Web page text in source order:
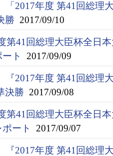
「2017年度 第41回総理
勝 2017/09/10
第41回総理大臣杯全日
ト
2017/09/09
『2017年度 第41回総理
決勝 2017/09/08
第41回総理大臣杯全日
ート
2017/09/07
『2017年度 第41回総理